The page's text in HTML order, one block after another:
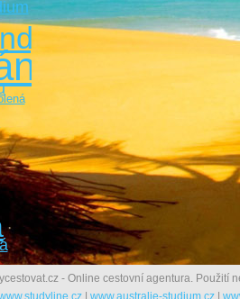
- Online cestovní agentura. Použití
www.australie-studium.cz